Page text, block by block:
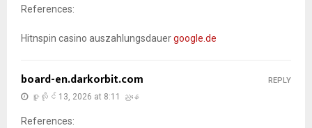
References:
Hitnspin casino auszahlungsdauergoogle.de
board-en.darkorbit.com
ဇူလိုင် 13, 2026 at 8:11 ညနေ
References:
REPLY